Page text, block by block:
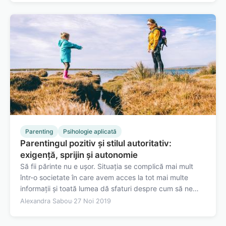
Parenting Psihologie aplicată
Parentingul pozitiv și stilul autoritativ:
exigență, sprijin și autonomie
Să fii părinte nu e ușor. Situația se complică mai mult
într-o societate în care avem acces la tot mai multe
informații și toată lumea dă sfaturi despre cum să ne
creștem copiii. Însă e tot mai greu să distingem
Alexandra Sabou· 27 Noi 2019